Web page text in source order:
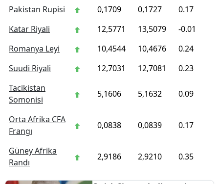
Pakistan Rupisi
0,1709 0,1727
0.17
Katar Riyali
12,5771 13,5079
-0.01
Romanya Leyi
10,4544 10,4676
0.24
Suudi Riyali
12,7031 12,7081
0.23
Tacikistan
Somonisi
5,1606 5,1632 0.09
Orta Afrika CFA
Frangı
0,0838 0,0839 0.17
Güney Afrika
Randı
2,9186 2,9210 0.35